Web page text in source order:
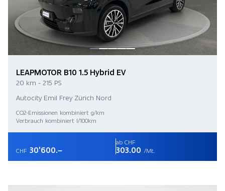
LEAPMOTOR B10 1.5 Hybrid EV
20 km - 215 PS
Autocity Emil Frey Zürich Nord
CO2-Emissionen kombiniert g/km
Verbrauch kombiniert l/100km
CHF 30'600.–
ab CHF
303.00 /Mt.